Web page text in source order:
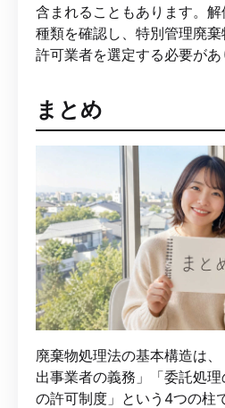
含まれることもあります。
種類を確認し、特別管理廃
許可業者を選定する必要があ
まとめ
廃棄物処理法の基本構造は
出事業者の義務」「委託処
の許可制度」という4つの柱